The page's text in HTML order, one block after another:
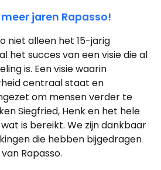
jaren Rapasso!
niet alleen het 15-jarig
het succes van een visie die al
is. Een visie waarin
centraal staat en
om mensen verder te
Siegfried, Henk en het hele
is bereikt. We zijn dankbaar
die hebben bijgedragen
Rapasso.